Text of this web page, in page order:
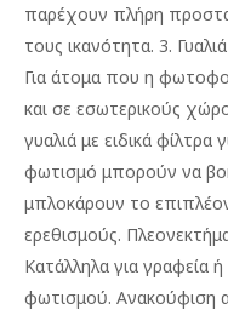
παρέχουν πλήρη
τους ικανότητα. 3.
Για άτομα που η
και σε εσωτερικούς
γυαλιά με ειδικά
φωτισμό μπορούν να
μπλοκάρουν το
ερεθισμούς.
Κατάλληλα για γραφεία
φωτισμού. Ανακούφιση